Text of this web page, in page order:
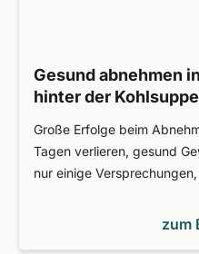
Gesund abnehmen
hinter der
Große Erfolge beim
Tagen verlieren, gesund
nur einige
zum